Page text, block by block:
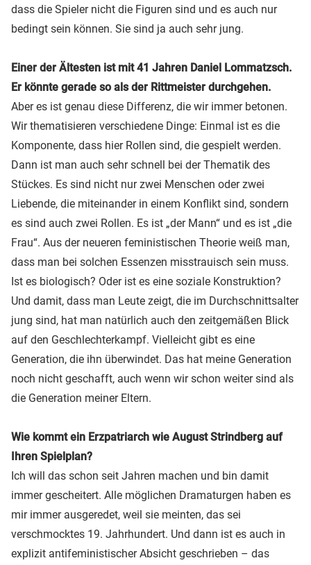
dass die Spieler nicht die Figuren sind und es auch nur
bedingt sein können. Sie sind ja auch sehr jung.
Einer der Ältesten ist mit 41 Jahren Daniel Lommatzsch.
Er könnte gerade so als der Rittmeister durchgehen.
Aber es ist genau diese Differenz, die wir immer betonen.
Wir thematisieren verschiedene Dinge: Einmal ist es die
Komponente, dass hier Rollen sind, die gespielt werden.
Dann ist man auch sehr schnell bei der Thematik des
Stückes. Es sind nicht nur zwei Menschen oder zwei
Liebende, die miteinander in einem Konflikt sind, sondern
es sind auch zwei Rollen. Es ist „der Mann“ und es ist „die
Frau“. Aus der neueren feministischen Theorie weiß man,
dass man bei solchen Essenzen misstrauisch sein muss.
Ist es biologisch? Oder ist es eine soziale Konstruktion?
Und damit, dass man Leute zeigt, die im Durchschnittsalter
jung sind, hat man natürlich auch den zeitgemäßen Blick
auf den Geschlechterkampf. Vielleicht gibt es eine
Generation, die ihn überwindet. Das hat meine Generation
noch nicht geschafft, auch wenn wir schon weiter sind als
die Generation meiner Eltern.
Wie kommt ein Erzpatriarch wie August Strindberg auf
Ihren Spielplan?
Ich will das schon seit Jahren machen und bin damit
immer gescheitert. Alle möglichen Dramaturgen haben es
mir immer ausgeredet, weil sie meinten, das sei
verschmocktes 19. Jahrhundert. Und dann ist es auch in
explizit antifeministischer Absicht geschrieben – das